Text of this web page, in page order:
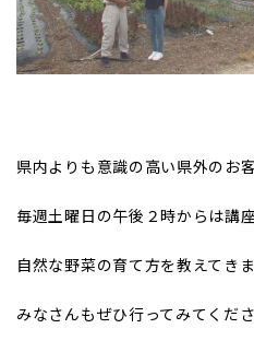
県内よりも意識の高い県外のお
毎週土曜日の午後２時からは講座
自然な野菜の育て方を教えてきま
みなさんもぜひ行ってみてくださ